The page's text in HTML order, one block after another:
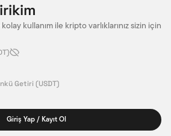
kullanım ile kripto varlıklarınız sizin için
Getiri (USDT)
Giriş Yap / Kayıt Ol